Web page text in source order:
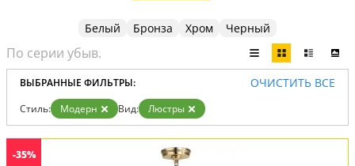
Белый Бронза Хром Черный
ВЫБРАННЫЕ ФИЛЬТРЫ: ОЧИСТИТЬ ВСЕ
Стиль: Модерн Вид: Люстры
-35%